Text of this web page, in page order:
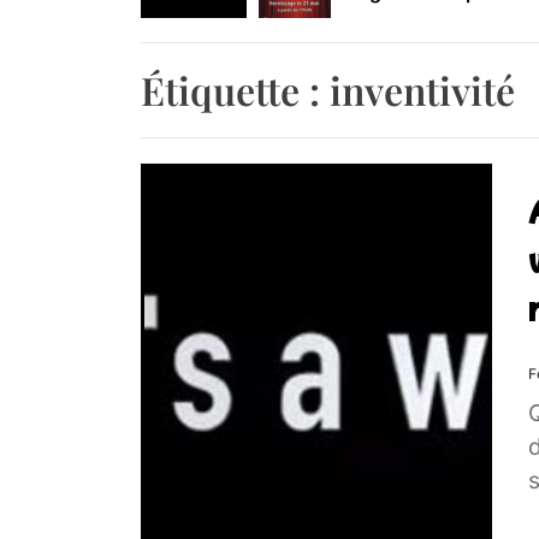
Retrouvez-nous au
Étiquette : inventivité